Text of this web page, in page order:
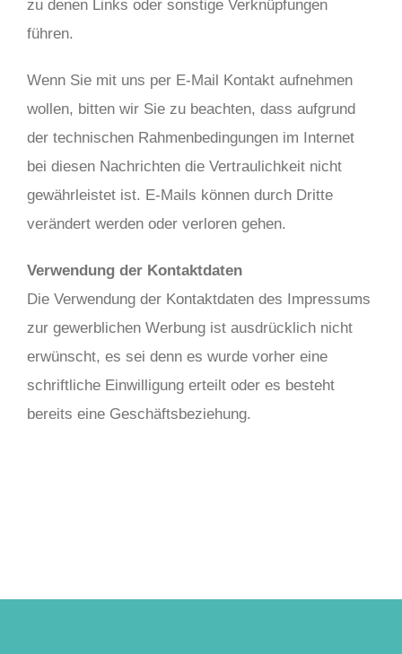
zu denen Links oder sonstige Verknüpfungen
führen.
Wenn Sie mit uns per E-Mail Kontakt aufnehmen
wollen, bitten wir Sie zu beachten, dass aufgrund
der tech­nischen Rahmenbedingungen im Internet
bei diesen Nachrichten die Vertraulichkeit nicht
gewährleistet ist. E-Mails können durch Dritte
verändert werden oder verloren gehen.
Verwendung der Kontaktdaten
Die Verwendung der Kontaktdaten des Impressums
zur gewerblichen Werbung ist ausdrücklich nicht
erwünscht, es sei denn es wurde vorher eine
schriftliche Einwilligung erteilt oder es besteht
bereits eine Geschäftsbeziehung.